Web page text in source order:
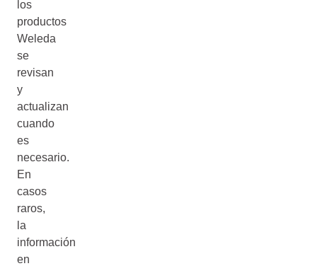
los
productos
Weleda
se
revisan
y
actualizan
cuando
es
necesario.
En
casos
raros,
la
información
en